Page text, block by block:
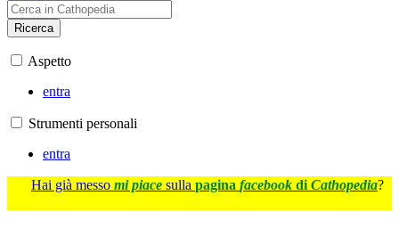
Ricerca
Aspetto
entra
Strumenti personali
entra
Hai già messo mi piace sulla pagina facebook di Cathopedia?